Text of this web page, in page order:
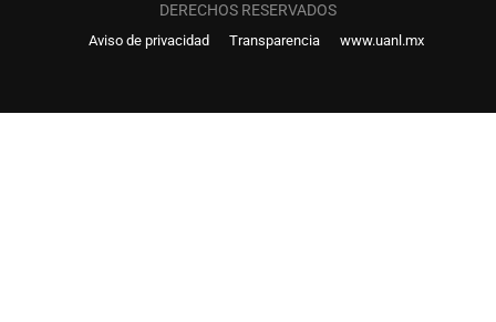
DERECHOS RESERVADOS
Aviso de privacidad Transparencia www.uanl.mx